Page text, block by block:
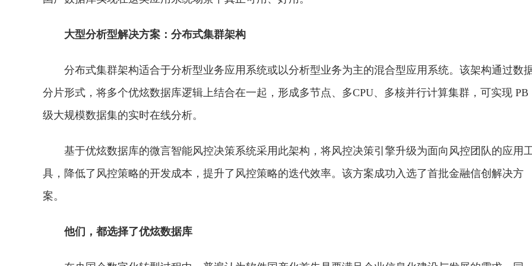
大型分析型解决方案：分布式集群架构
分布式集群架构适合于分析型业务应用系统或以分析型业务为主的混合型应用系统。该架构通过数
分片形式，将多个优炫数据库逻辑上结合在一起，形成多节点、多CPU、多核并行计算集群，可实现 PB
级大规模数据集的实时在线分析。
基于优炫数据库的微言智能风控决策系统采用此架构，将风控决策引擎升级为面向风控团队的应用
具，降低了风控策略的开发成本，提升了风控策略的迭代效率。该方案成功入选了首批金融信创解决方
案。
他们，都选择了优炫数据库